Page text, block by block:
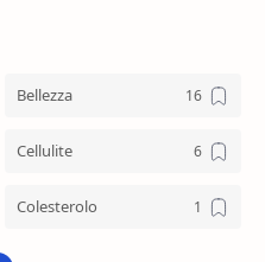
Bellezza
Cellulite
Colesterolo